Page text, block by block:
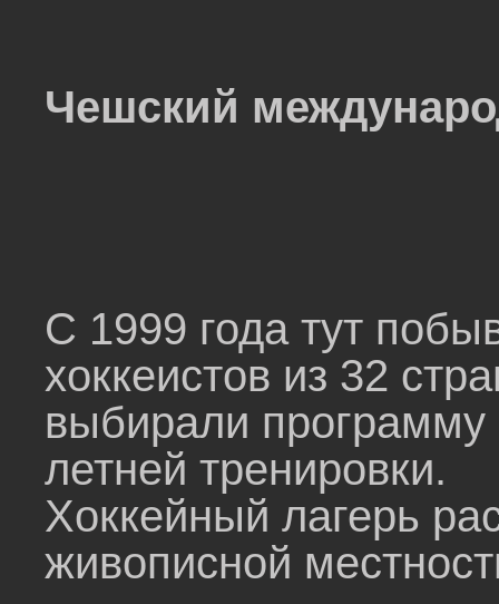
Чешский
С 1999 года тут
хоккеистов из 32
выбирали программу
летней тренировки.
Хоккейный лагерь
живописной